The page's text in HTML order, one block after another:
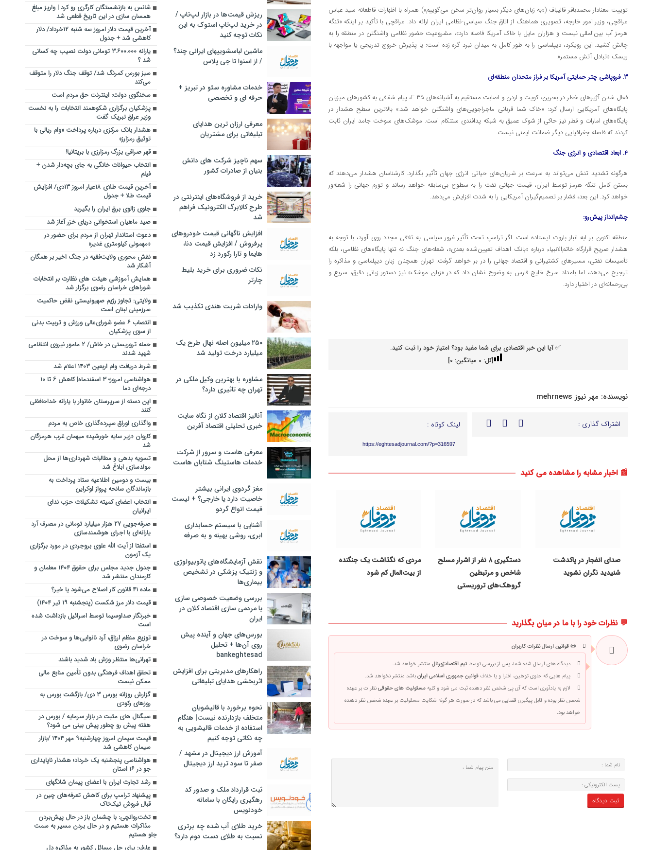
توییت معنادار محمدباقر قالیباف («به زبان‌های دیگر بسیار روان‌تر سخن می‌گوییم») همراه با اظهارات قاطعانه سید عباس
عراقچی، وزیر امور خارجه، تصویری هماهنگ از اتاق جنگ سیاسی-نظامی ایران ارائه داد. عراقچی با تأکید بر اینکه «تنگه
هرمز آب بین‌المللی نیست و هزاران مایل با خاک آمریکا فاصله دارد»، مشروعیت حضور نظامی واشنگتن در منطقه را به
چالش کشید. این رویکرد، دیپلماسی را به طور کامل به میدان نبرد گره زده است: یا پذیرش خروج تدریجی یا مواجهه با
ریسک «تبادل آتش مستمر».
۳. فروپاشی چتر حمایتی آمریکا بر فراز متحدان منطقه‌ای
فعال شدن آژیرهای خطر در بحرین، کویت و اردن و اصابت مستقیم به آشیانه‌های F-۳۵، پیام شفافی به کشورهای میزبان
پایگاه‌های آمریکایی ارسال کرد: «خاک شما قربانی ماجراجویی‌های واشنگتن خواهد شد.» بالاترین سطح هشدار در
پایگاه‌های امارات و قطر نیز حاکی از شوک عمیق به شبکه پدافندی سنتکام است. موشک‌های سوخت جامد ایران ثابت
کردند که فاصله جغرافیایی دیگر ضمانت ایمنی نیست.
۴. ابعاد اقتصادی و انرژی جنگ
هرگونه تشدید تنش می‌تواند به سرعت بر شریان‌های حیاتی انرژی جهان تأثیر بگذارد. کارشناسان هشدار می‌دهند که
بستن کامل تنگه هرمز توسط ایران، قیمت جهانی نفت را به سطوح بی‌سابقه خواهد رساند و تورم جهانی را شعله‌ور
خواهد کرد. این بعد، فشار بر تصمیم‌گیران آمریکایی را به شدت افزایش می‌دهد.
چشم‌انداز پیش‌رو:
منطقه اکنون بر لبه انبار باروت ایستاده است. اگر ترامپ تحت تأثیر غرور سیاسی به تلافی مجدد روی آورد، با توجه به
هشدار صریح قرارگاه خاتم‌الانبیاء درباره «بانک اهداف تعیین‌شده بعدی»، شعله‌های جنگ نه تنها پایگاه‌های نظامی، بلکه
تأسیسات نفتی، مسیرهای کشتیرانی و اقتصاد جهانی را در بر خواهد گرفت. تهران همچنان زبان دیپلماسی و مذاکره را
ترجیح می‌دهد، اما بامداد سرخ خلیج فارس به وضوح نشان داد که در «زبان موشک» نیز دستور زبانی دقیق، سریع و
بی‌رحمانه‌ای در اختیار دارد.
✅ آیا این خبر اقتصادی برای شما مفید بود؟ امتیاز خود را ثبت کنید.
[کل: 0 میانگین: 0
]
نویسنده: مهر نیوز mehrnews
اشتراک گذاری : لینک کوتاه :
https://eghtesadjournal.com/?p=316597
📰 اخبار مشابه را مشاهده می کنید
صدای انفجار در پاکدشت
شنیدید نگران نشوید
دستگیری ۸ نفر از اشرار مسلح
شاخص و مرتبطین
گروهک‌های تروریستی
مردی که نگذاشت یک جنگنده
از بیت‌المال کم شود
💬 نظرات خود را با ما در میان بگذارید
📜 قوانین ارسال نظرات کاربران
دیدگاه های ارسال شده شما، پس از بررسی توسط تیم اقتصادژورنال منتشر خواهد شد.
پیام هایی که حاوی توهین، افترا و یا خلاف قوانین جمهوری اسلامی ایرانباشد منتشر نخواهد شد.
لازم به یادآوری است که آی پی شخص نظر دهنده ثبت می شود و کلیه مسئولیت های حقوقینظرات بر عهده
شخص نظر بوده و قابل پیگیری قضایی می باشد که در صورت هر گونه شکایت مسئولیت بر عهده شخص نظر دهنده
خواهد بود.
ریزش قیمت‌ها در بازار لپ‌تاپ /
در خرید لپ‌تاپ استوک به این
نکات توجه کنید
ماشین لباسشویی‎های ایرانی چند؟
/ از اسنوا تا جی پلاس
خدمات مشاوره سئو در تبریز +
حرفه ای و تخصصی
معرفی ارزان ترین هدایای
تبلیغاتی برای مشتریان
سهم ناچیز شرکت های دانش
بنیان از صادرات کشور
خرید از فروشگاه‌های اینترنتی در
طرح کالابرگ الکترونیک فراهم
شد
افزایش ناگهانی قیمت خودروهای
پرفروش / افزایش قیمت دنا،
هایما و تارا رکورد زد
نکات ضروری برای خرید بلیط
چارتر
وارادات شربت هندی تکذیب شد
۲۵۰ میلیون اصله نهال طرح یک
میلیارد درخت تولید شد
مشاوره با بهترین وکیل ملکی در
تهران چه تاثیری دارد؟
آنالیز اقتصاد کلان از نگاه سایت
خبری تحلیلی اقتصاد آفرین
معرفی هاست و سرور از شرکت
خدمات هاستینگ شتابان هاست
مغز گردوی ایرانی بیشتر
خاصیت دارد یا خارجی؟ + لیست
قیمت انواع گردو
آشنایی با سیستم حسابداری
ابری، روشی بهینه و به صرفه
نقش آزمایشگاه‌های پاتوبیولوژی
و ژنتیک پزشکی در تشخیص
بیماری‌ها
بررسی وضعیت خصوصی سازی
یا مردمی سازی اقتصاد کلان در
ایران
بورس‌های جهان و آینده پیش
روی آن‌ها + تحلیل
bankeghtesad
راهکارهای مدیریتی برای افزایش
اثربخشی هدایای تبلیغاتی
نحوه برخورد با قالیشویان
متخلف بازدارنده نیست| هنگام
استفاده از خدمات قالیشویی به
چه نکاتی توجه کنیم
آموزش ارز دیجیتال در مشهد /
صفر تا سود ترید ارز دیجیتال
ثبت قرارداد ملک و صدور کد
رهگیری رایگان با سامانه
خودنویس
خرید طلای آب شده چه برتری
نسبت به طلای دست دوم دارد؟
شانس به بازنشستگان کارگری رو کرد | واریز مبلغ
همسان سازی در این تاریخ قطعی شد
آخرین قیمت دلار امروز سه شنبه ۱۲خرداد/ دلار
کاهشی شد + جدول
یارانه ۳.۶۰۰.۰۰۰ تومانی دولت نصیب چه کسانی
شد ؟
سبز بورس کمرنگ شد/ توقف جنگ دلار را متوقف
می‌کند
سخنگوی دولت: اینترنت حق مردم است
پزشکیان برگزاری شکوهمند انتخابات را به نخست
وزیر عراق تبریک گفت
هشدار بانک مرکزی درباره پرداخت «وام ریالی با
توثیق رمزارز»
قهر صرافی بزرگ رمزارزی با بریتانیا!
انتخاب حیوانات خانگی به جای بچه‌دار شدن +
فیلم
آخرین قیمت طلای ۱۸عیار امروز ۱۳دی/ افزایش
قیمت طلا + جدول
جلوی زالوی برق ایران را بگیرید
صید ماهیان استخوانی دریای خزر آغاز شد
دعوت استاندار تهران از مردم برای حضور در
«مهمونی کیلومتری غدیر»
نقش محوری ولایت‌فقیه در جنگ اخیر بر همگان
آشکار شد
همایش آموزشی هیئت های نظارت بر انتخابات
شوراهای خراسان رضوی برگزار شد
ولایتی: تجاوز رژیم صهیونیستی نقض حاکمیت
سرزمینی لبنان است
انتصاب ۶ عضو شورای‌عالی ورزش و تربیت بدنی
از سوی پزشکیان
حمله تروریستی در خاش/ ۲ مامور نیروی انتظامی
شهید شدند
شرط دریافت وام اربعین ۱۴۰۳ اعلام شد
هواشناسی امروز؛ ۳ اسفندماه| کاهش ۶ تا ۱۰
درجه‌ای دما
این دسته از سرپرستان خانوار با یارانه خداحافظی
کنند
واگذاری اوراق سپرده‌گذاری خاص به مردم
کاروان «زیر سایه خورشید» میهمان غرب هرمزگان
شد
تسویه بدهی و مطالبات شهرداری‌ها از محل
مولدسازی ابلاغ شد
بیست و دومین اطلاعیه ستاد پرداخت به
بازماندگان سانحه پرواز اوکراین
انتخاب اعضای کمیته تشکیلات حزب ندای
ایرانیان
صرفه‌جویی ۲۷ هزار میلیارد تومانی در مصرف آرد
یارانه‌ای با اجرای هوشمندسازی
استفتا از آیت الله علوی بروجردی در مورد برگزاری
یک آزمون
جدول جدید مجلس برای حقوق ۱۴۰۴ معلمان و
کارمندان منتشر شد
ماده ۴۱ قانون کار اصلاح می‌شود یا خیر؟
قیمت دلار مرز شکست (پنجشنبه ۱۹ تیر ۱۴۰۴)
خبرنگار صداوسیما توسط اسرائیل بازداشت شده
است
توزیع منظم ارزاق، آرد نانوایی‌ها و سوخت در
خراسان رضوی
تهرانی‌ها منتظر وزش باد شدید باشند
تحقق اهداف فرهنگی بدون تأمین منابع مالی
ممکن نیست
گزارش روزانه بورس ۳ دی/ بازگشت بورس به
روزهای رکودی
سیگنال های مثبت در بازار سرمایه / بورس در
هفته پیش رو چطور پیش بینی می شود؟
قیمت سیمان امروز چهارشنبه۹ مهر ۱۴۰۴ /بازار
سیمان کاهشی شد
هواشناسی پنجشنبه یک خرداد؛ هشدار ناپایداری
جو در ۱۶ استان
رشد تجارت ایران با اعضای پیمان شانگهای
پیشنهاد ترامپ برای کاهش تعرفه‌های چین در
قبال فروش تیک‌تاک
تخت‌روانچی: با چشمان باز در حال پیش‌بردن
مذاکرات هستیم و در حال بردن مسیر به سمت
جلو هستیم
عارف: برای حل مسائل کشور به مذاکره دل